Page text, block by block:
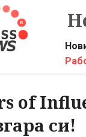
of
си!